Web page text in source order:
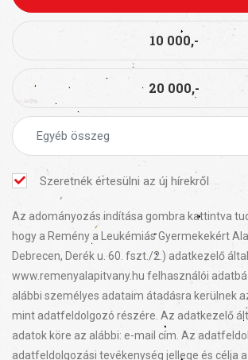
10 000,-
20 000,-
Szeretnék értesülni az új hírekről
Az adományozás indítása gombra kattintva
hogy a Remény a Leukémiás Gyermekekért
Debrecen, Derék u. 60. fszt./2.) adatkezelő
www.remenyalapitvany.hu felhasználói
alábbi személyes adataim átadásra kerülnek
mint adatfeldolgozó részére. Az adatkezelő
adatok köre az alábbi: e-mail cím. Az
adatfeldolgozási tevékenység jellege és célja